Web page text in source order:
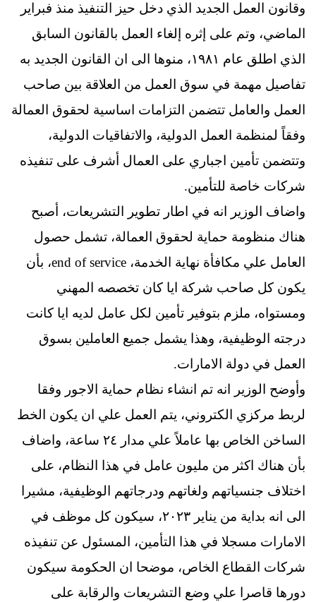
وقانون العمل الجديد الذي دخل حيز التنفيذ منذ فبراير
الماضي، وتم على إثره إلغاء العمل بالقانون السابق
الذي اطلق عام ١٩٨١، منوها الى ان القانون الجديد به
تفاصيل مهمة في سوق العمل من العلاقة بين صاحب
العمل والعامل تتضمن التزامات اساسية لحقوق العمالة
وفقاً لمنظمة العمل الدولية، والاتفاقيات الدولية،
وتتضمن تأمين اجباري على العمال أشرف على تنفيذه
شركات خاصة للتأمين.
واضاف الوزير انه في اطار تطوير التشريعات، أصبح
هناك منظومة حماية لحقوق العمالة، تشمل حصول
العامل علي مكافأة نهاية الخدمة، end of service، بأن
يكون كل صاحب شركة ايا كان تخصصه المهني
ومستواه، ملزم بتوفير تأمين لكل عامل لديه ايا كانت
درجته الوظيفية، وهذا يشمل جميع العاملين بسوق
العمل في دولة الامارات.
وأوضح الوزير انه تم انشاء نظام حماية الاجور وفقا
لربط مركزي الكتروني، يتم العمل علي ان يكون الخط
الساخن الخاص بها عاملاً علي مدار ٢٤ ساعة، واضاف
بأن هناك اكثر من مليون عامل في هذا النظام، على
اختلاف جنسياتهم ولغاتهم ودرجاتهم الوظيفية، مشيرا
الى انه بداية من يناير ٢٠٢٣، سيكون كل موظف في
الامارات مسجلا في هذا التأمين، المسئول عن تنفيذه
شركات القطاع الخاص، موضحا ان الحكومة سيكون
دورها قاصرا علي وضع التشريعات والرقابة على